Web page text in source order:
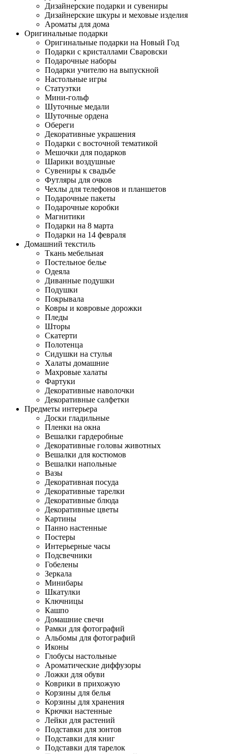
Дизайнерские подарки и сувениры
Дизайнерские шкуры и меховые изделия
Ароматы для дома
Оригинальные подарки
Оригинальные подарки на Новый Год
Подарки с кристаллами Сваровски
Подарочные наборы
Подарки учителю на выпускной
Настольные игры
Статуэтки
Мини-гольф
Шуточные медали
Шуточные ордена
Обереги
Декоративные украшения
Подарки с восточной тематикой
Мешочки для подарков
Шарики воздушные
Сувениры к свадьбе
Футляры для очков
Чехлы для телефонов и планшетов
Подарочные пакеты
Подарочные коробки
Магнитики
Подарки на 8 марта
Подарки на 14 февраля
Домашний текстиль
Ткань мебельная
Постельное белье
Одеяла
Диванные подушки
Подушки
Покрывала
Ковры и ковровые дорожки
Пледы
Шторы
Скатерти
Полотенца
Сидушки на стулья
Халаты домашние
Махровые халаты
Фартуки
Декоративные наволочки
Декоративные салфетки
Предметы интерьера
Доски гладильные
Пленки на окна
Вешалки гардеробные
Декоративные головы животных
Вешалки для костюмов
Вешалки напольные
Вазы
Декоративная посуда
Декоративные тарелки
Декоративные блюда
Декоративные цветы
Картины
Панно настенные
Постеры
Интерьерные часы
Подсвечники
Гобелены
Зеркала
Минибары
Шкатулки
Ключницы
Кашпо
Домашние свечи
Рамки для фотографий
Альбомы для фотографий
Иконы
Глобусы настольные
Ароматические диффузоры
Ложки для обуви
Коврики в прихожую
Корзины для белья
Корзины для хранения
Крючки настенные
Лейки для растений
Подставки для зонтов
Подставки для книг
Подставки для тарелок